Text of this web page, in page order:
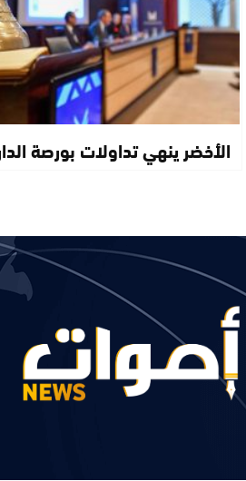
الأخضر ينهي تداولات بورصة